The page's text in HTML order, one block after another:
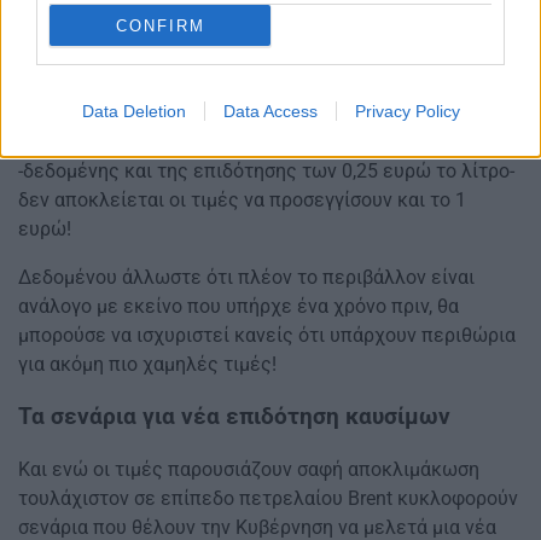
CONFIRM
Data Deletion Data Access Privacy Policy
Όσοι γνωρίζουν την αγορά εκτιμούν ότι στις αρχές της
ευρώ το λίτρο και το diesel κίνησης κάτω από το 1,7
-δεδομένης και της επιδότησης των 0,25 ευρώ το λίτρο-
δεν αποκλείεται οι τιμές να προσεγγίσουν και το 1
ευρώ!
Δεδομένου άλλωστε ότι πλέον το περιβάλλον είναι
ανάλογο με εκείνο που υπήρχε ένα χρόνο πριν, θα
μπορούσε να ισχυριστεί κανείς ότι υπάρχουν περιθώρια
για ακόμη πιο χαμηλές τιμές!
Τα σενάρια για νέα επιδότηση καυσίμων
Και ενώ οι τιμές παρουσιάζουν σαφή αποκλιμάκωση
τουλάχιστον σε επίπεδο πετρελαίου Brent κυκλοφορούν
σενάρια που θέλουν την Κυβέρνηση να μελετά μια νέα